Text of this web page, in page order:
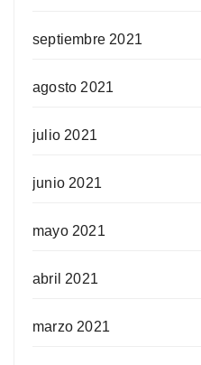
septiembre 2021
agosto 2021
julio 2021
junio 2021
mayo 2021
abril 2021
marzo 2021